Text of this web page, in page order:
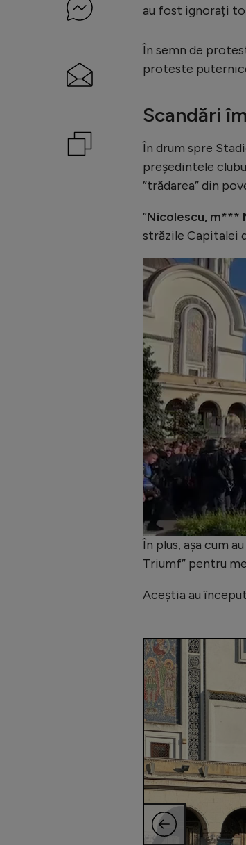
au fost ignorați
În semn de
proteste
Scandări
În drum spre
președintele
”trădarea” din
”Nicolescu, m***
străzile Capitalei
În plus, așa cum
Triumf” pentru
Aceștia au